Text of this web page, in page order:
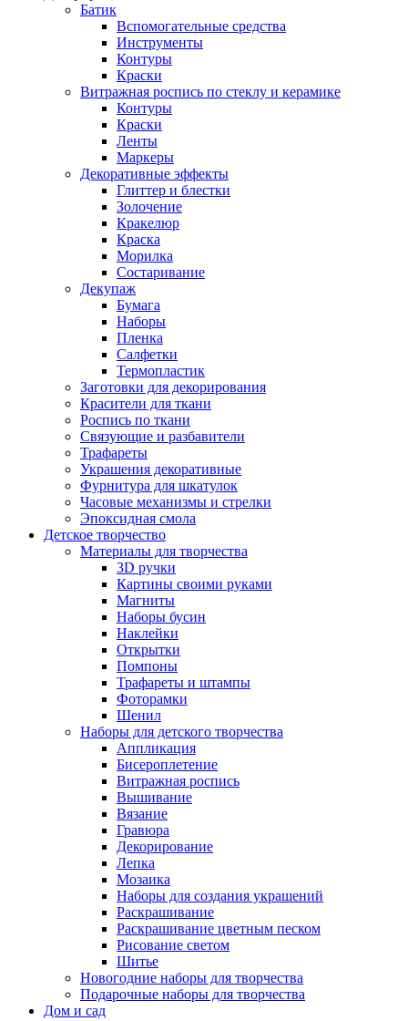
Батик
Вспомогательные средства
Инструменты
Контуры
Краски
Витражная роспись по стеклу и керамике
Контуры
Краски
Ленты
Маркеры
Декоративные эффекты
Глиттер и блестки
Золочение
Кракелюр
Краска
Морилка
Состаривание
Декупаж
Бумага
Наборы
Пленка
Салфетки
Термопластик
Заготовки для декорирования
Красители для ткани
Роспись по ткани
Связующие и разбавители
Трафареты
Украшения декоративные
Фурнитура для шкатулок
Часовые механизмы и стрелки
Эпоксидная смола
Детское творчество
Материалы для творчества
3D ручки
Картины своими руками
Магниты
Наборы бусин
Наклейки
Открытки
Помпоны
Трафареты и штампы
Фоторамки
Шенил
Наборы для детского творчества
Аппликация
Бисероплетение
Витражная роспись
Вышивание
Вязание
Гравюра
Декорирование
Лепка
Мозаика
Наборы для создания украшений
Раскрашивание
Раскрашивание цветным песком
Рисование светом
Шитье
Новогодние наборы для творчества
Подарочные наборы для творчества
Дом и сад